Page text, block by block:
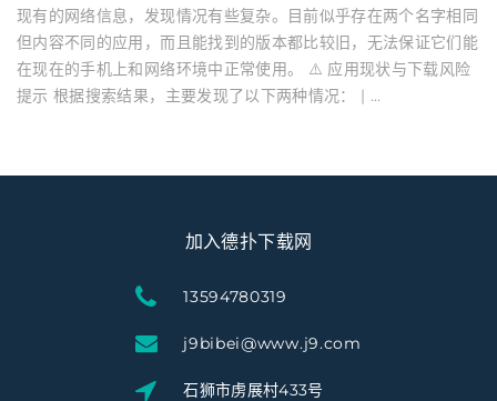
现有的网络信息，发现情况有些复杂。目前似乎存在两个名字相同
但内容不同的应用，而且能找到的版本都比较旧，无法保证它们能
在现在的手机上和网络环境中正常使用。 ⚠️ 应用现状与下载风险
提示 根据搜索结果，主要发现了以下两种情况： | ...
加入德扑下载网
13594780319
j9bibei@www.j9.com
石狮市虏展村433号